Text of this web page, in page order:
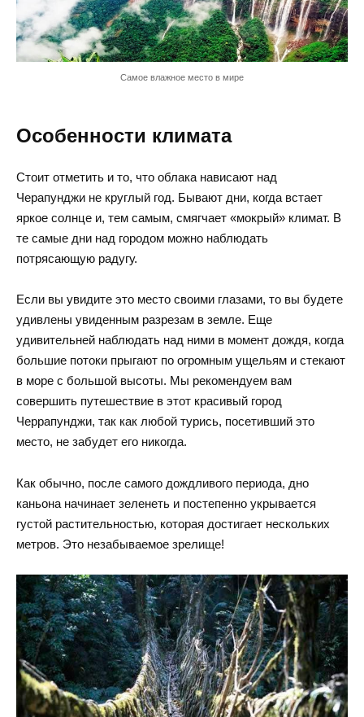
Самое влажное место в мире
Особенности климата
Стоит отметить и то, что облака нависают над
Черапунджи не круглый год. Бывают дни, когда встает
яркое солнце и, тем самым, смягчает «мокрый» климат. В
те самые дни над городом можно наблюдать
потрясающую радугу.
Если вы увидите это место своими глазами, то вы будете
удивлены увиденным разрезам в земле. Еще
удивительней наблюдать над ними в момент дождя, когда
большие потоки прыгают по огромным ущельям и стекают
в море с большой высоты. Мы рекомендуем вам
совершить путешествие в этот красивый город
Черрапунджи, так как любой турись, посетивший это
место, не забудет его никогда.
Как обычно, после самого дождливого периода, дно
каньона начинает зеленеть и постепенно укрывается
густой растительностью, которая достигает нескольких
метров. Это незабываемое зрелище!